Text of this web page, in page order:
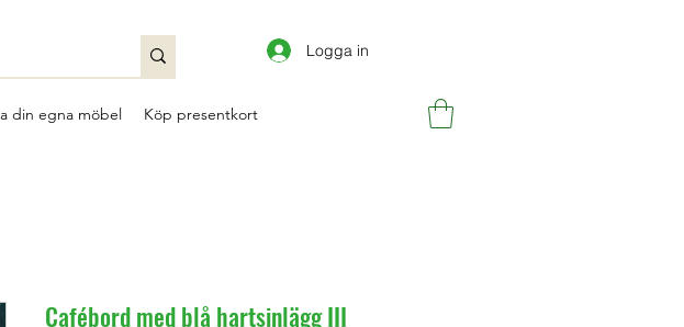
Logga in
din egna möbel Köp presentkort
Cafébord med blå hartsinlägg III